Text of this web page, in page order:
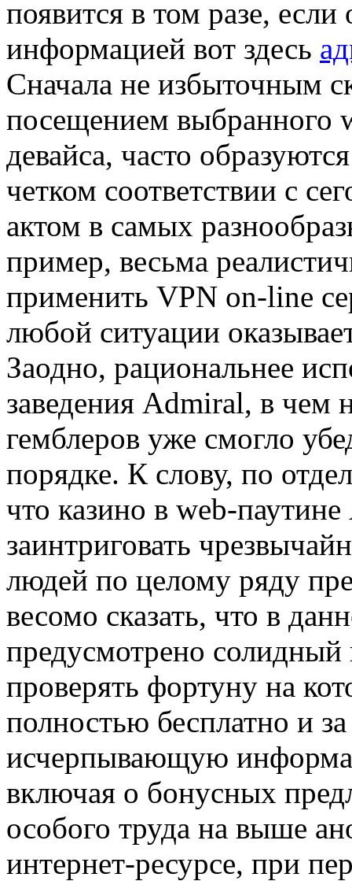
появится в том разе,
информацией вот здесь
Сначала не избыточным
посещением выбранного
девайса, часто
четком соответствии с
актом в самых
пример, весьма
применить VPN on-line
любой ситуации
Заодно, рациональнее
заведения Admiral, в чем
гемблеров уже смогло
порядке. К слову, по
что казино в web-
заинтриговать
людей по целому ряду
весомо сказать, что в
предусмотрено солидный
проверять фортуну на
полностью бесплатно и
исчерпывающую
включая о бонусных
особого труда на выше
интернет-ресурсе, при